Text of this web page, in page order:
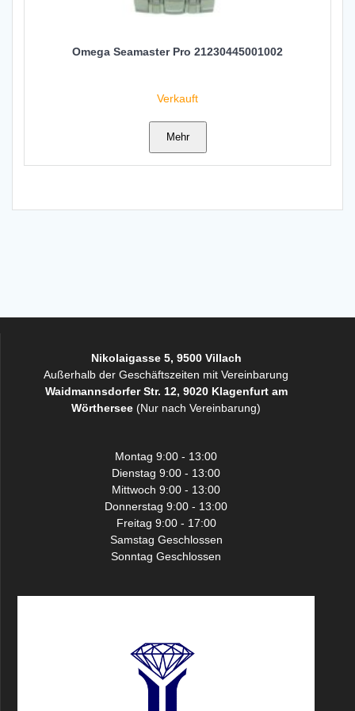
Omega Seamaster Pro 21230445001002
Verkauft
Mehr
Nikolaigasse 5, 9500 Villach
Außerhalb der Geschäftszeiten mit Vereinbarung
Waidmannsdorfer Str. 12, 9020 Klagenfurt am
Wörthersee (Nur nach Vereinbarung)
Montag 9:00 - 13:00
Dienstag 9:00 - 13:00
Mittwoch 9:00 - 13:00
Donnerstag 9:00 - 13:00
Freitag 9:00 - 17:00
Samstag Geschlossen
Sonntag Geschlossen